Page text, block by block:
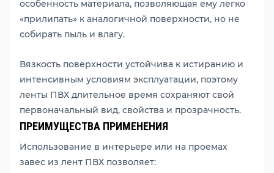
особенность материала, позволяющая ему легко
«прилипать» к аналогичной поверхности, но не
собирать пыль и влагу.
Вязкость поверхности устойчива к истиранию и
интенсивным условиям эксплуатации, поэтому
ленты ПВХ длительное время сохраняют свой
первоначальный вид, свойства и прозрачность.
ПРЕИМУЩЕСТВА ПРИМЕНЕНИЯ
Использование в интерьере или на проемах
завес из лент ПВХ позволяет: